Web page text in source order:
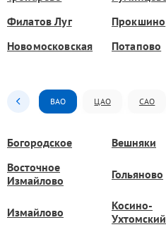
Филатов Луг
Прокшино
Новомосковская
Потапово
ВАО ЦАО САО
Богородское Вешняки
Восточное
Измайлово
Гольяново
Измайлово
Косино-
Ухтомский